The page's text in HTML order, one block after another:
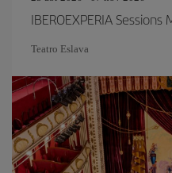
IBEROEXPERIA Sessions
Teatro Eslava